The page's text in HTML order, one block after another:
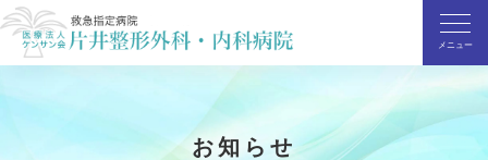
お知らせ